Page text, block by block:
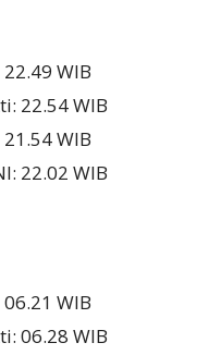
WIB
22.54 WIB
WIB
22.02 WIB
WIB
06.28 WIB